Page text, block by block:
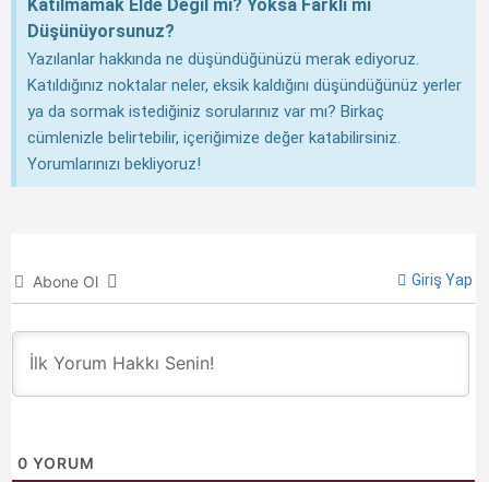
Katılmamak Elde Değil mi? Yoksa Farklı mı
Düşünüyorsunuz?
Yazılanlar hakkında ne düşündüğünüzü merak ediyoruz.
Katıldığınız noktalar neler, eksik kaldığını düşündüğünüz yerler
ya da sormak istediğiniz sorularınız var mı? Birkaç
cümlenizle belirtebilir, içeriğimize değer katabilirsiniz.
Yorumlarınızı bekliyoruz!
Abone Ol Giriş Yap
0 YORUM